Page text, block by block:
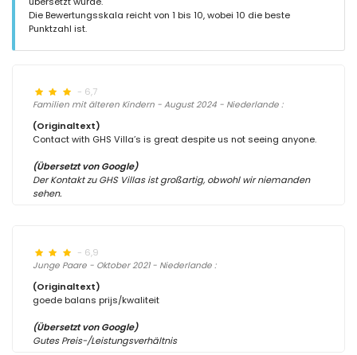
Die Bewertungsskala reicht von 1 bis 10, wobei 10 die beste
Punktzahl ist.
- 6,7
Familien mit älteren Kindern - August 2024 - Niederlande :
(Originaltext)
Contact with GHS Villa’s is great despite us not seeing anyone.
(Übersetzt von Google)
Der Kontakt zu GHS Villas ist großartig, obwohl wir niemanden
sehen.
- 6,9
Junge Paare - Oktober 2021 - Niederlande :
(Originaltext)
goede balans prijs/kwaliteit
(Übersetzt von Google)
Gutes Preis-/Leistungsverhältnis